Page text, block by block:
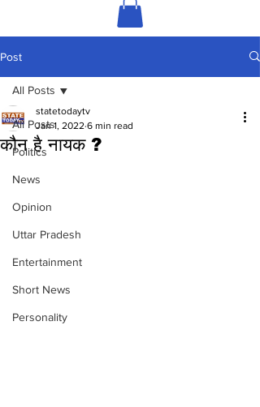
Post
All Posts
Politics
News
Opinion
Uttar Pradesh
Entertainment
Short News
Personality
All Posts
कौन है नायक ?
statetodaytv
Jan 1, 2022 6 min read